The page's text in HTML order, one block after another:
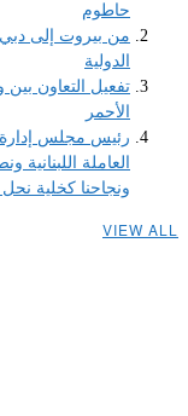
حاطوم
الدولية
تفعيل التعاون بين
الأحمر
العاملة
ونجاحنا كخلية نحل
VIEW ALL